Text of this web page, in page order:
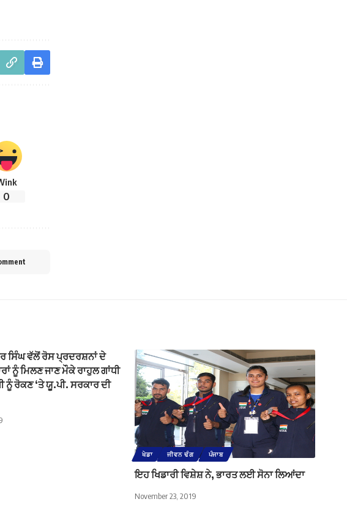
0
ਸਿੰਘ ਵੱਲੋਂ ਰੋਸ ਪ੍ਰਦਰਸ਼ਨਾਂ ਦੇ
ਨੂੰ ਮਿਲਣ ਜਾਣ ਮੌਕੇ ਰਾਹੁਲ ਗਾਂਧੀ
ਨੂੰ ਰੋਕਣ ‘ਤੇ ਯੂ.ਪੀ. ਸਰਕਾਰ ਦੀ
ਖੇਡਾ ਜੀਵਨ ਢੰਗ ਪੰਜਾਬ
ਇਹ ਖਿਡਾਰੀ ਵਿਸ਼ੇਸ਼ ਨੇ, ਭਾਰਤ ਲਈ ਸੋਨਾ ਲਿਆਂਦਾ
November 23, 2019